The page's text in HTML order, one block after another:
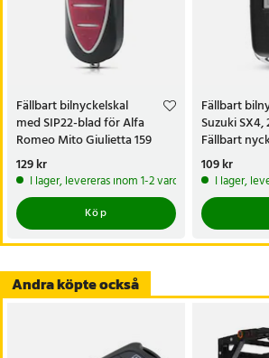
Specifikation
- Produkttyp: Fällbart bilnyckelskal
- Kompatibilitet: Peugeot Expert 2006–2016,
2006–2016, Fiat Scudo 2007–2016 och Toyota
- Nyckelblad: VA2 utan spår
- Märkning: CE0536
- Material: Plast
- Funktion: Skyddar mot repor, smuts och
- Observera: Endast skal ingår, utan
Artikelnummer:130984
Fällbart bilnyckelskal
med SIP22-blad för Alfa
Romeo Mito Giulietta 159
Brera, 3 knappar - Röd
Pris:129 kr
129 kr
I lager, levereras inom 1-2 vardagar
Köp
Fällbart
Suzuki
Fällbart
SX4
Pris:109 kr
109 kr
I lager,
Andra köpte också